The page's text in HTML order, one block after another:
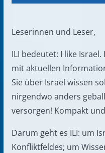
Leserinnen und Leser,
ILI bedeutet: I like Israel.
mit aktuellen
Sie über Israel wissen
nirgendwo anders
versorgen! Kompakt
Darum geht es ILI: um
Konfliktfeldes; um